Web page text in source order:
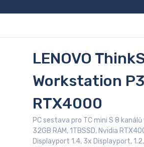
LENOVO
Workstation
RTX4000
PC sestava pro TC mini S 8
32GB RAM, 1TBSSD, Nvidia
Displayport 1.4, 3x Displayport,